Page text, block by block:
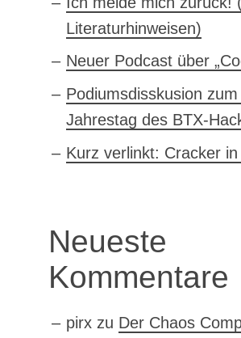
Literaturhinweisen)
Neuer Podcast über
Podiumsdisskusion
Jahrestag des BTX-
Kurz verlinkt: Cracker
Neueste
Kommentare
pirxzu Der Chaos